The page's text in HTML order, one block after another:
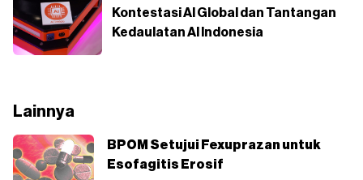
Kontestasi AI Global dan Tantangan
Kedaulatan AI Indonesia
Lainnya
BPOM Setujui Fexuprazan untuk
Esofagitis Erosif